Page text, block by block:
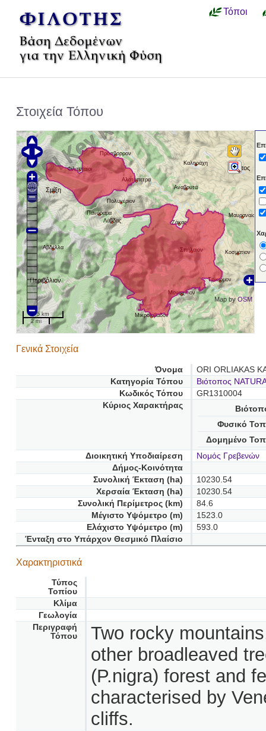
Τόποι
Στοιχεία Τόπου
Πρόσβορρον
Καληράχη
Φιλιππαίοι
Έλατος
Αλατόπετρα
Σμίξη Αναβρυτά
Πολυνέριον
Πανόραμα
Μαυραναίοι
Λάβδας
Ζάκας
Αβδέλλα Σπήλαιον Κοσμάτιον
Περιβόλιον Τρίκωμον
Μοναχίτιον
Μικρολίβαδον
Map byOSM
5 km
2 mi
Γενικά Στοιχεία
Όνομα
ORI ORLIAKAS
Κατηγορία Τόπου
Βιότοπος
Κωδικός Τόπου
GR1310004
Κύριος Χαρακτήρας
Φυσικό
Δομημένο
Διοικητική Υποδιαίρεση
Νομός Γρεβενών
Δήμος-Κοινότητα
Συνολική Έκταση (ha)
10230.54
Χερσαία Έκταση (ha)
10230.54
Συνολική Περίμετρος (km)
84.6
Μέγιστο Υψόμετρο (m)
1523.0
Ελάχιστο Υψόμετρο (m)
593.0
Ένταξη στο Υπάρχον Θεσμικό Πλαίσιο
Χαρακτηριστικά
Τύπος
Τοπίου
Κλίμα
Γεωλογία
Περιγραφή
Τόπου
Two rocky
other broadleaved
(P.nigra) forest and
characterised by
cliffs.